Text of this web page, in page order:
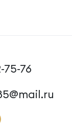
75-76